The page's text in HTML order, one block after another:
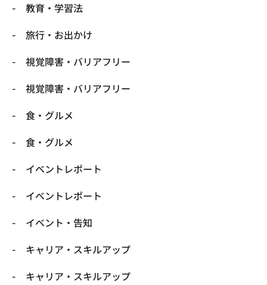
​教育・学習法
​旅行・お出かけ
​視覚障害・バリアフリー
​視覚障害・バリアフリー
​食・グルメ
​食・グルメ
イベントレポート
イベントレポート
イベント・告知
キャリア・スキルアップ
キャリア・スキルアップ